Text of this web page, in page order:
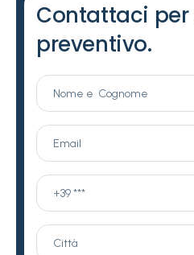
Contattaci per
preventivo.